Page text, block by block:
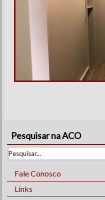
Pesquisar na ACO
Fale Conosco
Links